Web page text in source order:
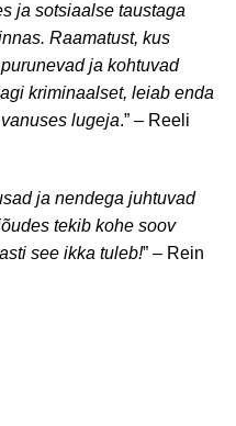
ja sotsiaalse taustaga
Raamatust, kus
ja kohtuvad
kriminaalset, leiab enda
lugeja.” – Reeli
ja nendega juhtuvad
tekib kohe soov
see ikka tuleb!” – Rein